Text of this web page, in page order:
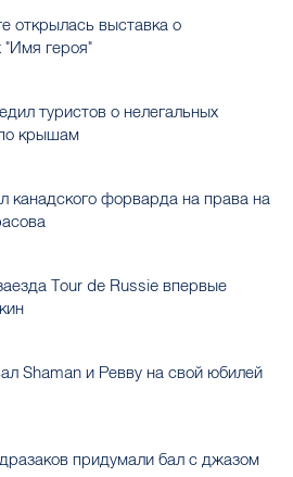
открылась выставка о
"Имя героя"
туристов о нелегальных
крышам
канадского форварда на права на
Tour de Russie впервые
Shaman и Ревву на свой юбилей
придумали бал с джазом